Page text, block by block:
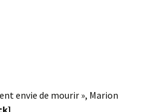
envie de mourir », Marion